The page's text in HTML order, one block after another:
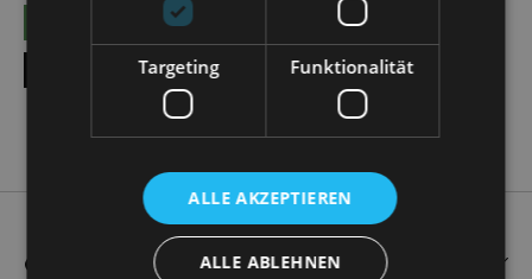
21 - 55 €
SHOW ALL DATES
CAST
Targeting Funktionalität
ALLE AKZEPTIEREN
ALLE ABLEHNEN